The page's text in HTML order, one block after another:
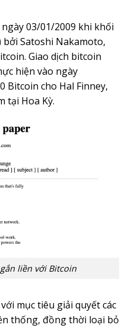
03/01/2009 khi khối
Satoshi Nakamoto,
Giao dịch bitcoin
hiện vào ngày
Bitcoin cho Hal Finney,
tại Hoa Kỳ.
liền với Bitcoin
mục tiêu giải quyết các
thống, đồng thời loại bỏ